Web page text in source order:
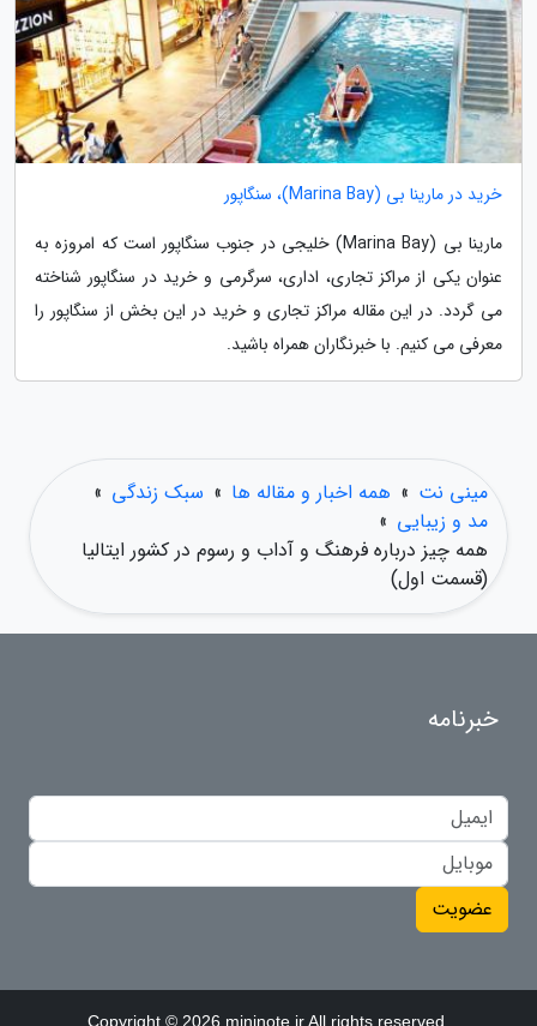
خرید در مارینا بی (Marina Bay)، سنگاپور
مارینا بی (Marina Bay) خلیجی در جنوب سنگاپور است که امروزه به
عنوان یکی از مراکز تجاری، اداری، سرگرمی و خرید در سنگاپور شناخته
می گردد. در این مقاله مراکز تجاری و خرید در این بخش از سنگاپور را
معرفی می کنیم. با خبرنگاران همراه باشید.
مینی نت » همه اخبار و مقاله ها » سبک زندگی »
مد و زیبایی »
همه چیز درباره فرهنگ و آداب و رسوم در کشور ایتالیا
(قسمت اول)
خبرنامه
عضویت
Copyright © 2026 mininote.ir All rights reserved.